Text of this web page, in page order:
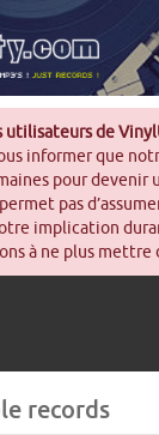
utilisateurs de
informer que
pour devenir
pas
implication
à ne plus mettre
records